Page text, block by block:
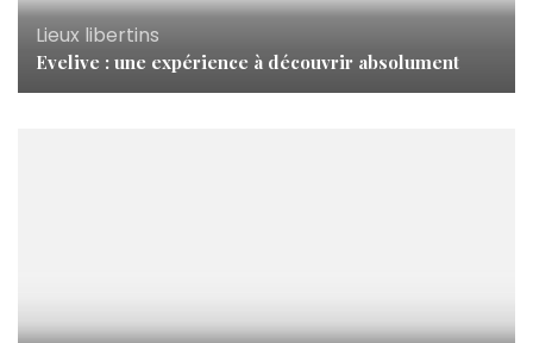
Lieux libertins
Evelive : une expérience à découvrir absolument